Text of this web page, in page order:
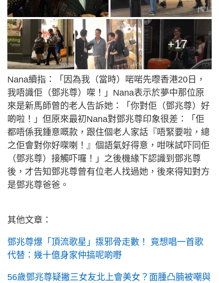
+17
Nana續指：「因為我（當時）啱啱先嚟香港20日，
我唔識佢（鄧兆尊）㗎！」Nana表示於夢中那位原
來是新馬師曾的老人告訴她：「你對佢（鄧兆尊）好
啲啦！」但原來最初Nana對鄧兆尊印象很差：「佢
都唔係我鍾意嘅款，跟住個老人家話『唔緊要啦，總
之佢會對你好㗎喇！』個語氣好得意，咁咪試吓同佢
（鄧兆尊）接觸吓囉！」之後機緣下認識到鄧兆尊
後，才告知鄧兆尊曾有位老人找過她，後來得知對方
是鄧兆尊爸爸。
其他文章：
鄧兆尊爆「頂流歌星」揼邪骨走數！ 竟想唱一首歌
代替：幾十億身家仲搞呢啲嘢
56歲鄧兆尊疑撇三女友北上會美女？面腫凸腩被嘲與